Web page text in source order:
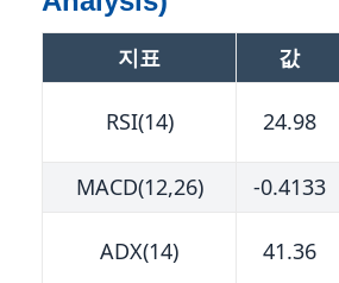
지표 값
RSI(14) 24.98
MACD(12,26)
-0.4133
ADX(14) 41.36